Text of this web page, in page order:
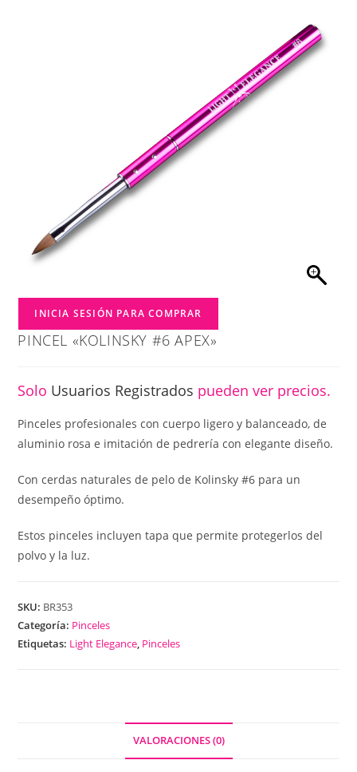
INICIA SESIÓN PARA COMPRAR
PINCEL «KOLINSKY #6 APEX»
Solo Usuarios Registrados pueden ver precios.
Pinceles profesionales con cuerpo ligero y balanceado, de
aluminio rosa e imitación de pedrería con elegante diseño.
Con cerdas naturales de pelo de Kolinsky #6 para un
desempeño óptimo.
Estos pinceles incluyen tapa que permite protegerlos del
polvo y la luz.
SKU: BR353
Categoría: Pinceles
Etiquetas: Light Elegance Pinceles
VALORACIONES (0)